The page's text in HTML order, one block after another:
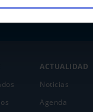
ACTUALIDAD
Noticias
Agenda